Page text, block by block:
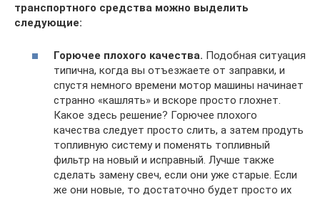
транспортного средства можно выделить
следующие:
Горючее плохого качества. Подобная ситуация
типична, когда вы отъезжаете от заправки, и
спустя немного времени мотор машины начинает
странно «кашлять» и вскоре просто глохнет.
Какое здесь решение? Горючее плохого
качества следует просто слить, а затем продуть
топливную систему и поменять топливный
фильтр на новый и исправный. Лучше также
сделать замену свеч, если они уже старые. Если
же они новые, то достаточно будет просто их